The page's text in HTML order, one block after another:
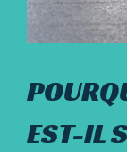
EST-IL